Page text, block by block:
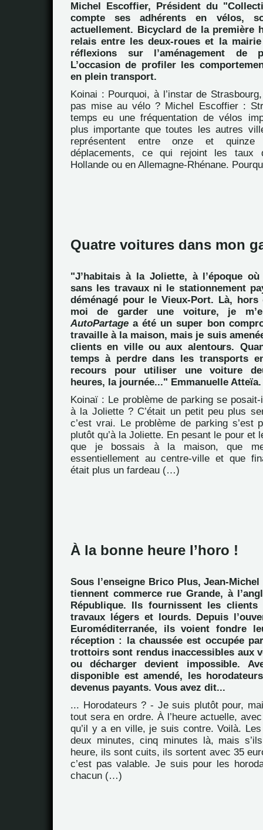
Michel Escoffier, Président du
compte ses adhérents en vélos,
actuellement. Bicyclard de la première
relais entre les deux-roues et la
réflexions sur l’aménagement de
L’occasion de profiler les
en plein transport.
Koinai : Pourquoi, à l’instar de
pas mise au vélo ? Michel Escoffier :
temps eu une fréquentation de vélos
plus importante que toutes les autres
représentent entre onze et
déplacements, ce qui rejoint les taux
Hollande ou en Allemagne-Rhénane.
Quatre voitures dans mon
"J’habitais à la Joliette, à l’époque
sans les travaux ni le stationnement
déménagé pour le Vieux-Port. Là,
moi de garder une voiture, je
AutoPartage a été un super bon
travaille à la maison, mais je suis
clients en ville ou aux alentours.
temps à perdre dans les transports
recours pour utiliser une voiture
heures, la journée..." Emmanuelle Atteïa.
Koinaï : Le problème de parking se
à la Joliette ? C’était un petit peu plus
c’est vrai. Le problème de parking s’est
plutôt qu’à la Joliette. En pesant le pour et
que je bossais à la maison, que
essentiellement au centre-ville et que
était plus un fardeau (…)
À la bonne heure l’horo !
Sous l’enseigne Brico Plus, Jean-
tiennent commerce rue Grande, à
République. Ils fournissent les
travaux légers et lourds. Depuis
Euroméditerranée, ils voient fondre
réception : la chaussée est occupée
trottoirs sont rendus inaccessibles aux
ou décharger devient impossible.
disponible est amendé, les
devenus payants. Vous avez dit...
... Horodateurs ? - Je suis plutôt pour,
tout sera en ordre. À l’heure actuelle,
qu’il y a en ville, je suis contre. Voilà.
deux minutes, cinq minutes là, mais
heure, ils sont cuits, ils sortent avec 35
c’est pas valable. Je suis pour les
chacun (…)